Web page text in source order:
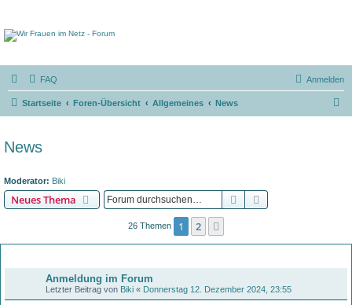
FAQ Anmelden
Startseite Foren-Übersicht Allgemeines News
News
Moderator: Biki
Neues Thema Suche
26 Themen 1 2
Anmeldung im Forum
Letzter Beitrag von Biki « Donnerstag 12. Dezember 2024, 23:55